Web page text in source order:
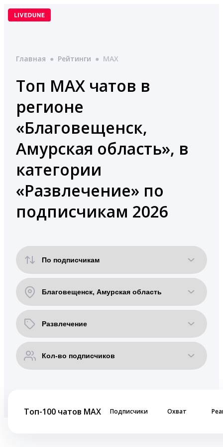
Перейти
Главная ● Рейтинги ● MAX
Топ MAX чатов в
регионе
«Благовещенск,
Амурская область», в
категории
«Развлечение» по
подписчикам 2026
Топ-100 чатов MAX Подписчики Охват